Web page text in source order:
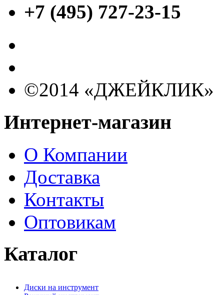
+7 (495) 727-23-15
©2014 «ДЖЕЙКЛИК»
Интернет-магазин
О Компании
Доставка
Контакты
Оптовикам
Каталог
Диски на инструмент